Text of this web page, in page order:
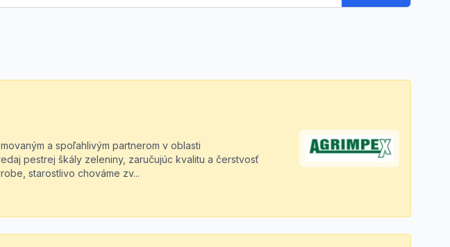
a spoľahlivým partnerom v oblasti
pestrej škály zeleniny, zaručujúc kvalitu a čerstvosť
starostlivo chováme zv...